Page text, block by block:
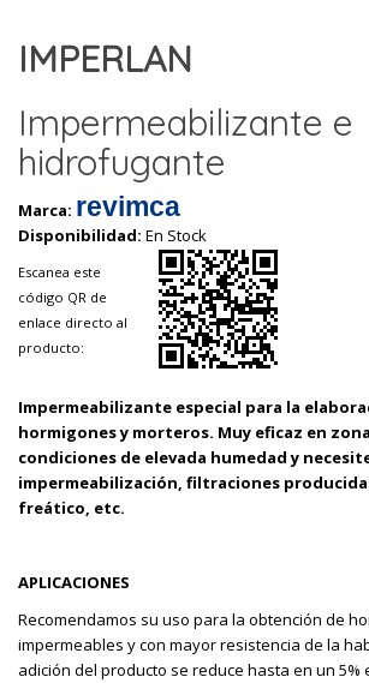
IMPERLAN
Impermeabilizante e
hidrofugante
Marca: revimca
Disponibilidad: En Stock
Escanea este
código QR de
enlace directo al
producto:
Impermeabilizante especial para la
hormigones y morteros. Muy eficaz en
condiciones de elevada humedad y
impermeabilización, filtraciones
freático, etc.
APLICACIONES
Recomendamos su uso para la obtención de
impermeables y con mayor resistencia de la
adición del producto se reduce hasta en un 5%